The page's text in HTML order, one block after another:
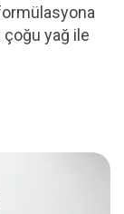
çoğu yağ ile